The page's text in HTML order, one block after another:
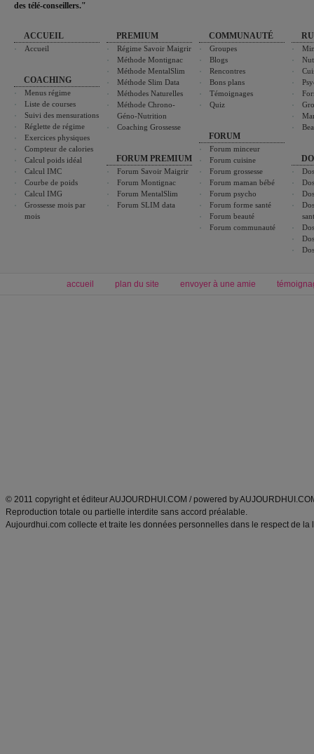
des télé-conseillers."
ACCUEIL
Accueil
COACHING
Menus régime
Liste de courses
Suivi des mensurations
Réglette de régime
Exercices physiques
Compteur de calories
Calcul poids idéal
Calcul IMC
Courbe de poids
Calcul IMG
Grossesse mois par
mois
PREMIUM
Régime Savoir Maigrir
Méthode Montignac
Méthode MentalSlim
Méthode Slim Data
Méthodes Naturelles
Méthode Chrono-
Géno-Nutrition
Coaching Grossesse
FORUM PREMIUM
Forum Savoir Maigrir
Forum Montignac
Forum MentalSlim
Forum SLIM data
COMMUNAUTÉ
Groupes
Blogs
Rencontres
Bons plans
Témoignages
Quiz
FORUM
Forum minceur
Forum cuisine
Forum grossesse
Forum maman bébé
Forum psycho
Forum forme santé
Forum beauté
Forum communauté
accueil plan du site envoyer à une amie
© 2011 copyright et éditeur AUJOURDHUI.COM / powered by
Reproduction totale ou partielle interdite sans accord préalable.
Aujourdhui.com collecte et traite les données personnelles dans le respect de